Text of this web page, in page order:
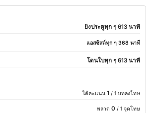
ยิงประตูทุก ๆ 613 นาที
แอสซิสต์ทุก ๆ 368 นาที
โดนใบทุก ๆ 613 นาที
ได้คะแนน 1 / 1 บทลงโทษ
พลาด 0 / 1 จุดโทษ